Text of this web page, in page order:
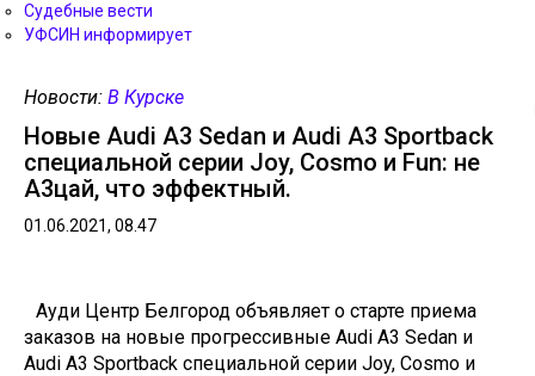
Судебные вести
УФСИН информирует
Новости: В Курске
Новые Audi A3 Sedan и Audi A3 Sportback
специальной серии Joy, Cosmo и Fun: не
А3цай, что эффектный.
01.06.2021, 08.47
Ауди Центр Белгород объявляет о старте приема
заказов на новые прогрессивные Audi A3 Sedan и
Audi A3 Sportback специальной серии Joy, Cosmo и